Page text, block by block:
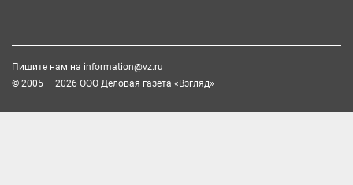
Пишите нам на information@vz.ru
© 2005 — 2026 ООО Деловая газета «Взгляд»